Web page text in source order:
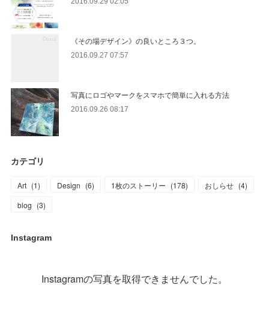
《その場デザイン》の良いところ３つ。
2016.09.27 07:57
写真にロゴやマークをスマホで簡単に入れる方法
2016.09.26 08:17
カテゴリ
Art (1) Design (6) 1枚のストーリー (178) おしらせ (4)
blog (3)
Instagram
Instagramの写真を取得できませんでした。